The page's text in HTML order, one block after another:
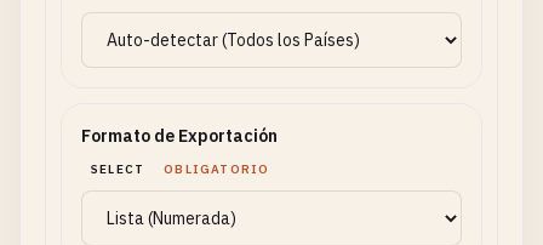
Formato de Exportación
SELECT OBLIGATORIO